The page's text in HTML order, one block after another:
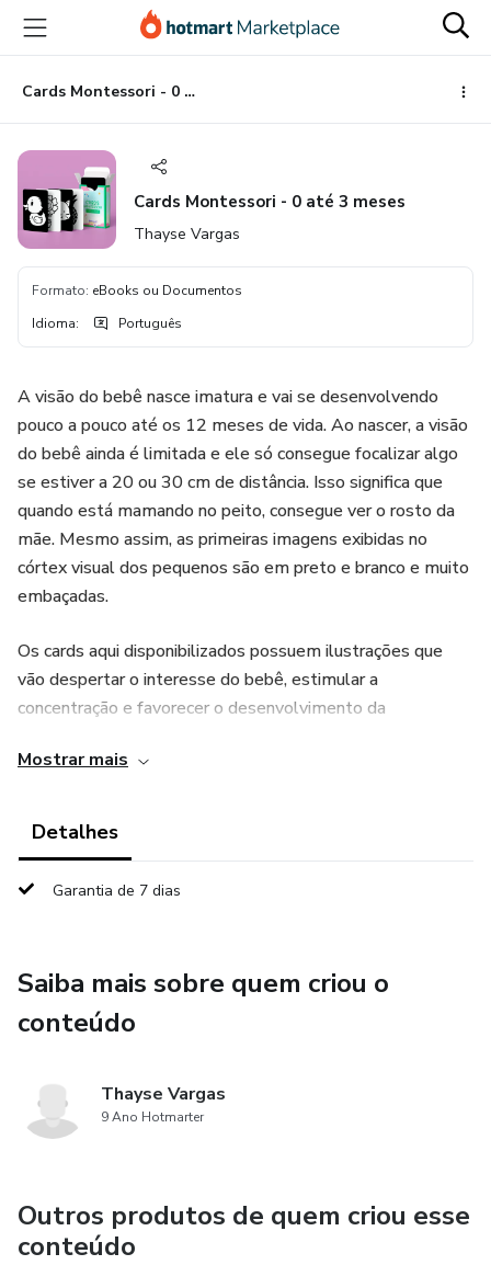
para
conteúdo
principal
para
pagamento
para
rodapé
Cards Montessori - 0 até 3 meses
Cards Montessori - 0 até 3 meses
Thayse Vargas
Formato: eBooks ou Documentos
Idioma: Português
A visão do bebê nasce imatura e vai se desenvolvendo
pouco a pouco até os 12 meses de vida. Ao nascer, a visão
do bebê ainda é limitada e ele só consegue focalizar algo
se estiver a 20 ou 30 cm de distância. Isso significa que
quando está mamando no peito, consegue ver o rosto da
mãe. Mesmo assim, as primeiras imagens exibidas no
córtex visual dos pequenos são em preto e branco e muito
embaçadas.
Os cards aqui disponibilizados possuem ilustrações que
vão despertar o interesse do bebê, estimular a
concentração e favorecer o desenvolvimento da
começam a fazer conexões visuais com o mundo ao seu
cognitivo aprimorado, ajudando a promover a curiosidade e
seguintes temas: frutas, animais, objetos, elementos da
natureza, alimentos e formas geométricas em um PDF nas
Mostrar mais
Detalhes
Garantia de 7 dias
Saiba mais sobre quem criou o
conteúdo
Thayse Vargas
9 Ano Hotmarter
Outros produtos de quem criou esse
conteúdo